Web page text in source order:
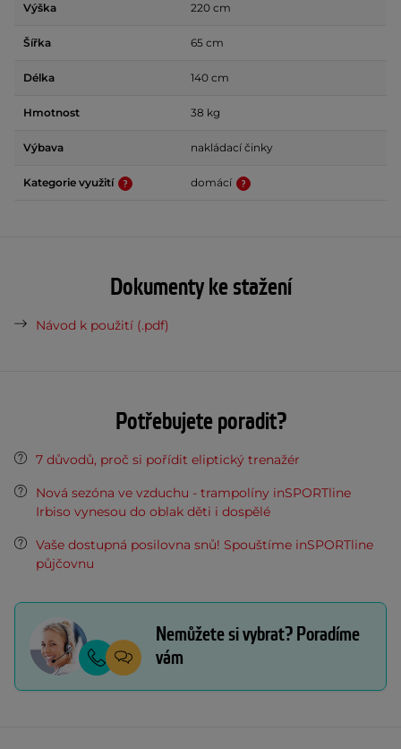
Výška 220 cm
Šířka 65 cm
Délka 140 cm
Hmotnost 38 kg
Výbava nakládací činky
Kategorie využití domácí
Dokumenty ke stažení
Návod k použití (.pdf)
Potřebujete poradit?
7 důvodů, proč si pořídit eliptický trenažér
Nová sezóna ve vzduchu - trampolíny inSPORTline
Irbiso vynesou do oblak děti i dospělé
Vaše dostupná posilovna snů! Spouštíme inSPORTline
půjčovnu
Nemůžete si vybrat? Poradíme
vám